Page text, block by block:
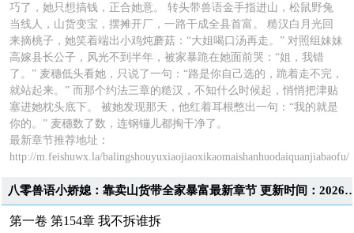
巧了，她只想搞钱，正合她意。 转头带兽语金手指进山，松鼠野兔
当线人，山货变宝，摆摊开厂，一路干成全县首富。 糙汉白月光回
来摘桃子，她笑着端出小鸡炖蘑菇：“大姐喝口汤再走。” 对照组妹妹
高嫁县长公子，风光不到半年，被家暴跪在她面前哭：“姐，我错
了。” 麦穗低头看她，只说了一句：“路是你自己选的，跪着走不完，
就站起来。” 而那个约法三章的糙汉，不知什么时候起，悄悄把津贴
塞进她枕头底下。 被她发现那天，他红着耳根憋出一句：“我的就是
你的。” 麦穗数了数，连钢镚儿都掏干净了。
最新章节推荐地址：
http://m.feishuwx.la/balingshouyuxiaojiaoxikaomaishanhuodaiquanjiabaofu/
八零兽语小娇媳：靠卖山货带全家暴富最新章节
第一卷 第154章 我不拆谁拆